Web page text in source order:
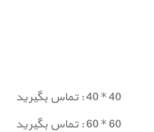
40 * 40 : تماس بگیرید
60 * 60 : تماس بگیرید